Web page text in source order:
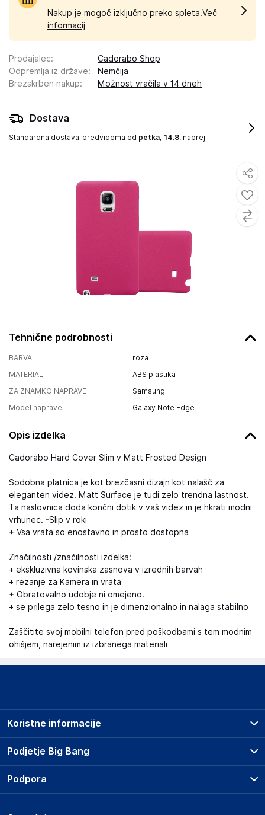
Tehnične podrobnosti
BARVA
roza
MATERIAL
ABS plastika
ZA ZNAMKO NAPRAVE
Samsung
Model naprave
Galaxy Note Edge
Opis izdelka
Cadorabo Hard Cover Slim v Matt Frosted Design
Sodobna platnica je kot brezčasni dizajn kot nalašč za
eleganten videz. Matt Surface je tudi zelo trendna lastnost.
Ta naslovnica doda končni dotik v vaš videz in je hkrati modni
vrhunec. -Slip v roki
+ Vsa vrata so enostavno in prosto dostopna
Značilnosti /značilnosti izdelka:
+ ekskluzivna kovinska zasnova v izrednih barvah
+ rezanje za Kamera in vrata
+ Obratovalno udobje ni omejeno!
+ se prilega zelo tesno in je dimenzionalno in nalaga stabilno
Zaščitite svoj mobilni telefon pred poškodbami s tem modnim
ohišjem, narejenim iz izbranega materiali
Nakup je mogoč izključno preko spleta.Več
informacij
Prodajalec:
Cadorabo Shop
Odpremlja iz države:
Nemčija
Brezskrben nakup: Možnost vračila v 14 dneh
Dostava
Standardna dostava predvidoma od petka, 14.8. naprej
Podjetje Big Bang
O podjetju
Koristne informacije
Prodajna mesta
Storitve
Dostava, vnos in odvoz
Podpora